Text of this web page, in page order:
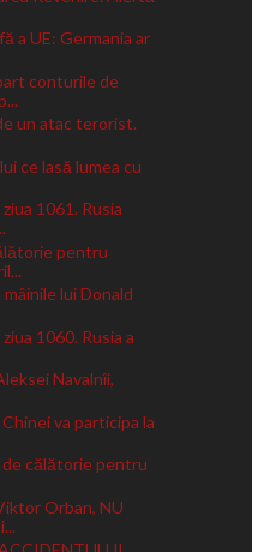
a UE: Germania ar
conturile de
un atac terorist.
ce lasă lumea cu
1061. Rusia
pentru
lui Donald
1060. Rusia a
Navalnîi,
va participa la
călătorie pentru
Orban, NU